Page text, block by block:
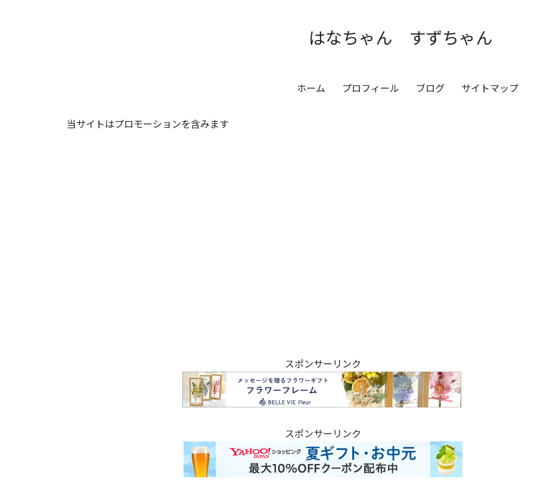
はなちゃん すずちゃん
ホーム プロフィール ブログ サイトマップ
当サイトはプロモーションを含みます
スポンサーリンク
スポンサーリンク